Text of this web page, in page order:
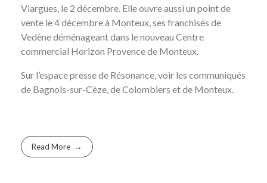
Viargues, le 2 décembre. Elle ouvre aussi un point de
vente le 4 décembre à Monteux, ses franchisés de
Vedène déménageant dans le nouveau Centre
commercial Horizon Provence de Monteux.
Sur l’espace presse de Résonance, voir les communiqués
de Bagnols-sur-Cèze, deColombiers et de Monteux.
Read More